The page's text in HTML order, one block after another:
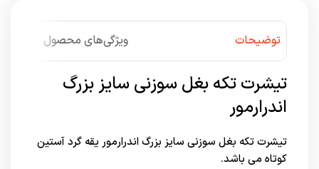
توضیحات ویژگی‌های محصول
تیشرت تکه بغل سوزنی سایز بزرگ
اندرارمور
تیشرت تکه بغل سوزنی سایز بزرگ اندرارمور یقه گرد آستین
کوتاه می باشد.